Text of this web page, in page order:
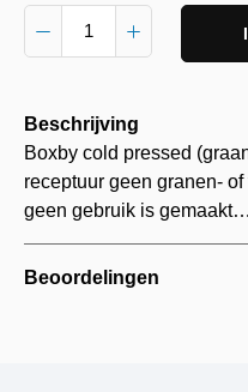
Beschrijving
Boxby cold pressed
receptuur geen granen-
geen gebruik is gemaakt…
Beoordelingen